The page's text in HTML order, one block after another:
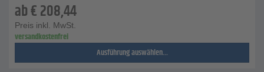
ab€208,44
Preis inkl. MwSt.
versandkostenfrei
Ausführung auswählen...